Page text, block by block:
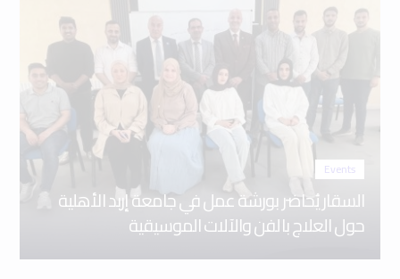
Events
السقار يُحاضر بورشة عمل في جامعة إربد الأهلية
حول العلاج بالفن والآلات الموسيقية